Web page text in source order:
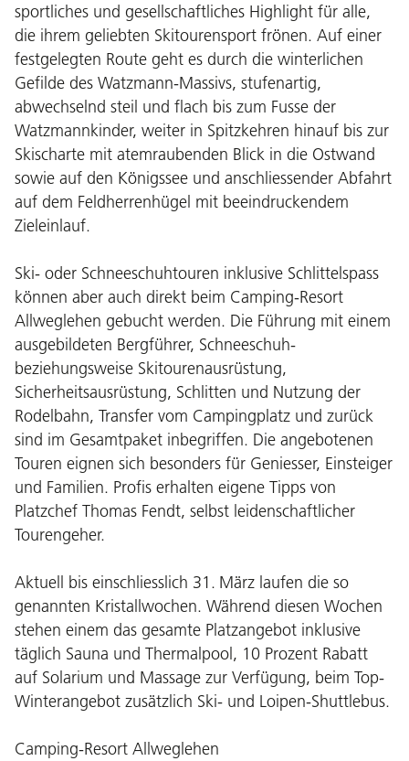
sportliches und gesellschaftliches Highlight für alle,
die ihrem geliebten Skitourensport frönen. Auf einer
festgelegten Route geht es durch die winterlichen
Gefilde des Watzmann-Massivs, stufenartig,
abwechselnd steil und flach bis zum Fusse der
Watzmannkinder, weiter in Spitzkehren hinauf bis zur
Skischarte mit atemraubenden Blick in die Ostwand
sowie auf den Königssee und anschliessender Abfahrt
auf dem Feldherrenhügel mit beeindruckendem
Zieleinlauf.
Ski- oder Schneeschuhtouren inklusive Schlittelspass
können aber auch direkt beim Camping-Resort
Allweglehen gebucht werden. Die Führung mit einem
ausgebildeten Bergführer, Schneeschuh-
beziehungsweise Skitourenausrüstung,
Sicherheitsausrüstung, Schlitten und Nutzung der
Rodelbahn, Transfer vom Campingplatz und zurück
sind im Gesamtpaket inbegriffen. Die angebotenen
Touren eignen sich besonders für Geniesser, Einsteiger
und Familien. Profis erhalten eigene Tipps von
Platzchef Thomas Fendt, selbst leidenschaftlicher
Tourengeher.
Aktuell bis einschliesslich 31. März laufen die so
genannten Kristallwochen. Während diesen Wochen
stehen einem das gesamte Platzangebot inklusive
täglich Sauna und Thermalpool, 10 Prozent Rabatt
auf Solarium und Massage zur Verfügung, beim Top-
Winterangebot zusätzlich Ski- und Loipen-Shuttlebus.
Camping-Resort Allweglehen